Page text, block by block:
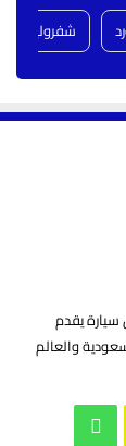
شفروليه
سيارة يقدم
والعالم
سناب